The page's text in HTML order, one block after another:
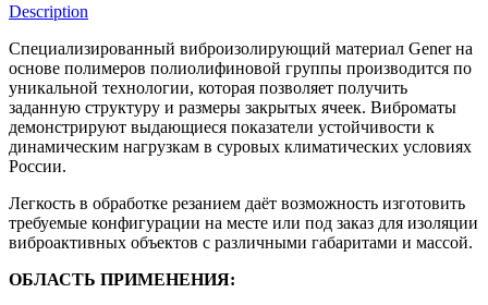
Description
Специализированный виброизолирующий материал Gener на
основе полимеров полиолифиновой группы производится по
уникальной технологии, которая позволяет получить
заданную структуру и размеры закрытых ячеек. Виброматы
демонстрируют выдающиеся показатели устойчивости к
динамическим нагрузкам в суровых климатических условиях
России.
Легкость в обработке резанием даёт возможность изготовить
требуемые конфигурации на месте или под заказ для изоляции
виброактивных объектов с различными габаритами и массой.
ОБЛАСТЬ ПРИМЕНЕНИЯ: